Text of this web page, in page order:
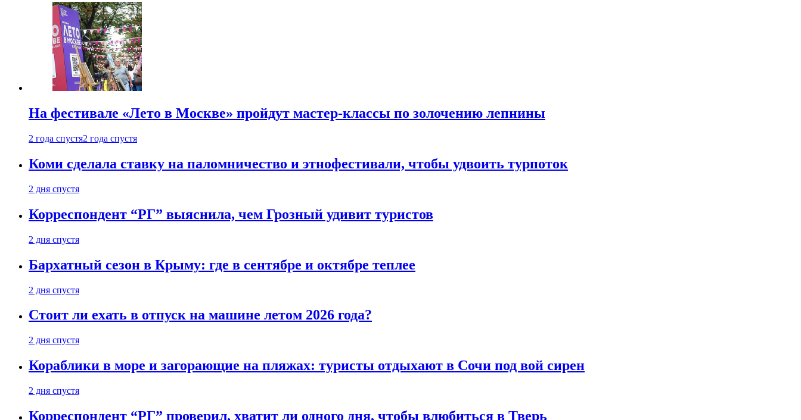
На фестивале «Лето в Москве» пройдут мастер-классы по золочению лепнины
2 года спустя2 года спустя
Коми сделала ставку на паломничество и этнофестивали, чтобы удвоить турпоток
2 дня спустя
Корреспондент “РГ” выяснила, чем Грозный удивит туристов
2 дня спустя
Бархатный сезон в Крыму: где в сентябре и октябре теплее
2 дня спустя
Стоит ли ехать в отпуск на машине летом 2026 года?
2 дня спустя
Кораблики в море и загорающие на пляжах: туристы отдыхают в Сочи под вой сирен
2 дня спустя
Корреспондент “РГ” проверил, хватит ли одного дня, чтобы влюбиться в Тверь